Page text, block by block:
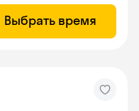
Выбрать время